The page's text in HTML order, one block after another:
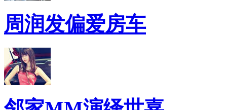
周润发偏爱房车